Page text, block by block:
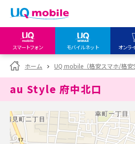
スマートフォン モバイルネット オンラ
my UQ WiMAX
UQ WiMAX ご契約の方
My UQ mobile
UQ mobile
データチャージサイト
UQ mobile
オンラインショップ
UQ WiMAX
UQ mobile
販売店舗
UQ WiMAX
ホーム UQ mobile（格安スマホ/格安
au Style 府中北口